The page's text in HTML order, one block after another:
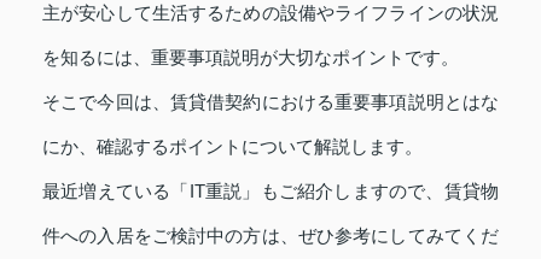
主が安心して生活するための設備やライフラインの状況
を知るには、重要事項説明が大切なポイントです。
そこで今回は、賃貸借契約における重要事項説明とはな
にか、確認するポイントについて解説します。
最近増えている「IT重説」もご紹介しますので、賃貸物
件への入居をご検討中の方は、ぜひ参考にしてみてくだ